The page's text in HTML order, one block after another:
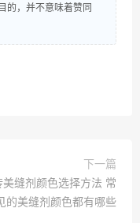
的，并不意味着赞同
下一篇
美缝剂颜色选择方法 常
的美缝剂颜色都有哪些